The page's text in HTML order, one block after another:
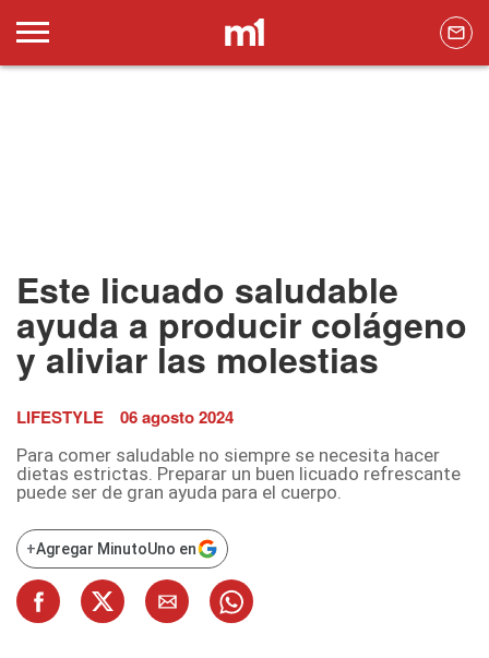
Este licuado saludable
ayuda a producir colágeno
y aliviar las molestias
LIFESTYLE 06 agosto 2024
Para comer saludable no siempre se necesita hacer
dietas estrictas. Preparar un buen licuado refrescante
puede ser de gran ayuda para el cuerpo.
+Agregar MinutoUno en